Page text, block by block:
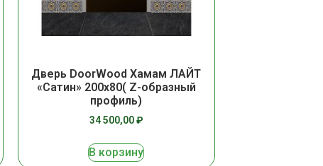
Дверь DoorWood Хамам ЛАЙТ
«Сатин» 200х80( Z-образный
профиль)
34 500,00₽
В корзину